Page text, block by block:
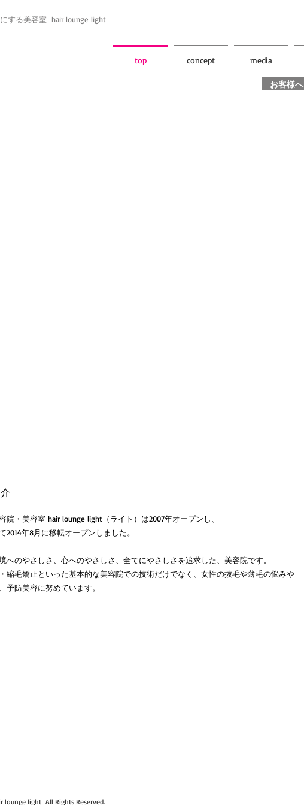
する美容室 hair lounge light
top concept media
お客様へ
院・美容室 hair lounge light（ライト）は2007年オープンし、
2014年8月に移転オープンしました。
へのやさしさ、心へのやさしさ、全てにやさしさを追求した、美容院です。
縮毛矯正といった基本的な美容院での技術だけでなく、女性の抜毛や薄毛の悩みや
予防美容に努めています。
lounge light All Rights Reserved.